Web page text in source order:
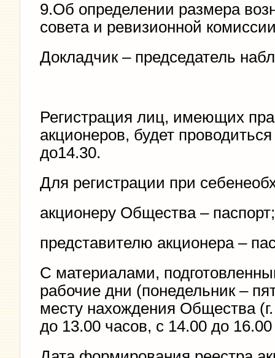
9.Об определении размера
совета и ревизионной
Докладчик – председатель
Регистрация лиц, имеющих
акционеров, будет
до14.30.
Для регистрации при
акционеру Общества – паспорт;
представителю акционера –
С материалами,
рабочие дни (понедельник –
месту нахождения Общества
до 13.00 часов, с 14.00 до